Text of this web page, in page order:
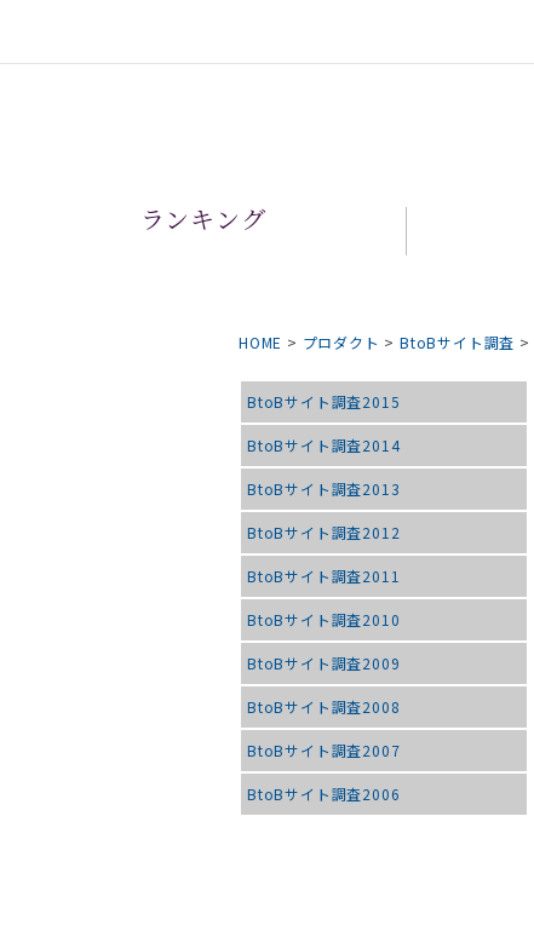
ランキング
HOME > プロダクト >BtoBサイト調査 >
BtoBサイト調査2015
BtoBサイト調査2014
BtoBサイト調査2013
BtoBサイト調査2012
BtoBサイト調査2011
BtoBサイト調査2010
BtoBサイト調査2009
BtoBサイト調査2008
BtoBサイト調査2007
BtoBサイト調査2006